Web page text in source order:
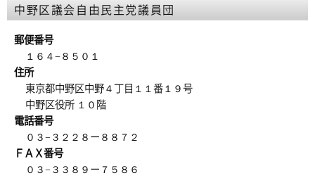
中野区議会自由民主党議員団
郵便番号
１６４−８５０１
住所
東京都中野区中野４丁目１１番１９号
中野区役所 １０階
電話番号
０３−３２２８ー８８７２
ＦＡＸ番号
０３−３３８９ー７５８６